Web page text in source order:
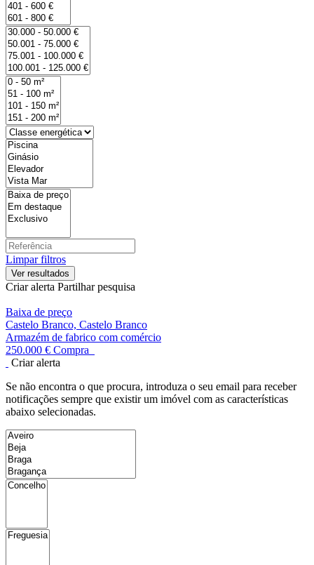
Limpar filtros
Criar alerta Partilhar pesquisa
Baixa de preço
Castelo Branco, Castelo Branco
Armazém de fabrico com comércio
250.000 € Compra
Criar alerta
Se não encontra o que procura, introduza o seu email para receber
notificações sempre que existir um imóvel com as características
abaixo selecionadas.